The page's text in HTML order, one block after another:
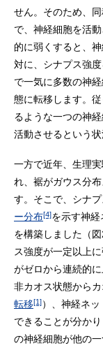
せん。そのため、
で、神経細胞を活
的に弱くすると、
対に、シナプス強
で一気に多数の神
態に転移します。
るような一つの神
活動させるという状
一方で近年、生理
れ、裾がガウス分
す。そこで、シナ
ー分布[4]を示す神
を構築しました（
ス強度が一定以上
がゼロから連続的
非カオス状態から
転移[1]）、神経ネ
できることが分か
の神経細胞が他の